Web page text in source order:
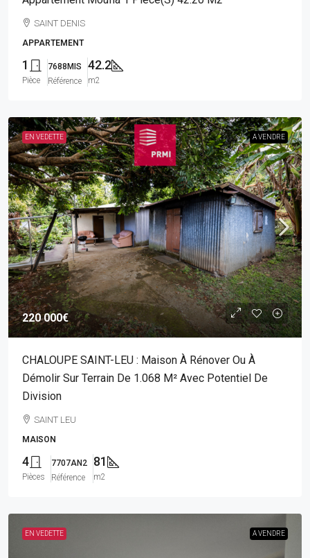
SAINT DENIS
APPARTEMENT
1
Pièce
7688MIS
Référence
42.2
m2
EN VEDETTE A VENDRE
220 000€
CHALOUPE SAINT-LEU : Maison À Rénover Ou À
Démolir Sur Terrain De 1.068 M² Avec Potentiel De
Division
SAINT LEU
MAISON
4
Pièces
7707AN2
Référence
81
m2
EN VEDETTE A VENDRE